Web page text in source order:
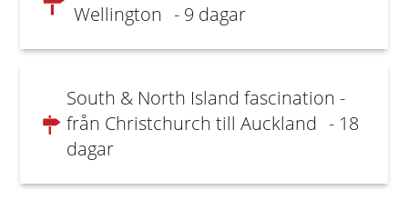
Wellington - 9 dagar
South & North Island fascination -
från Christchurch till Auckland - 18
dagar